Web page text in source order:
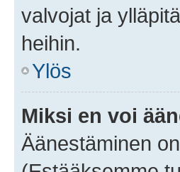
valvojat ja
heihin.
Ylös
Miksi en voi
Äänestäminen